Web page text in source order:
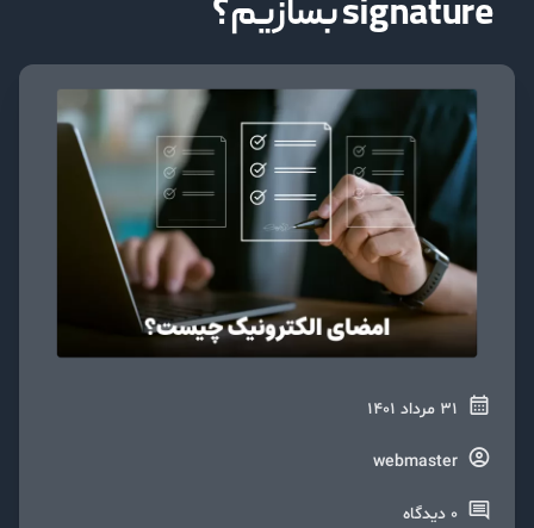
signature بسازیم؟
31 مرداد 1401
webmaster
0 دیدگاه